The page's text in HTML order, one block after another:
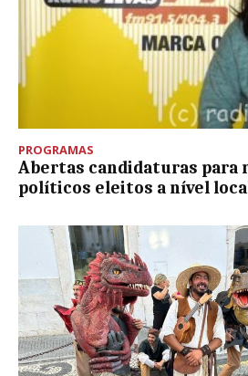
PROGRAMAS
Abertas candidaturas para
políticos eleitos a nível